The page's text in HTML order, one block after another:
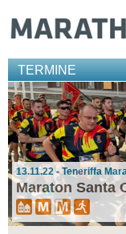
TERMINE
13.11.22 - Teneriffa
Maraton Santa